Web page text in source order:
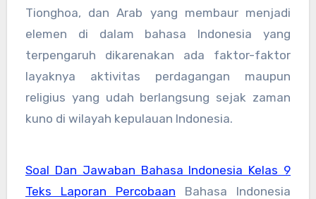
Tionghoa, dan Arab yang membaur menjadi
elemen di dalam bahasa Indonesia yang
terpengaruh dikarenakan ada faktor-faktor
layaknya aktivitas perdagangan maupun
religius yang udah berlangsung sejak zaman
kuno di wilayah kepulauan Indonesia.
Soal Dan Jawaban Bahasa Indonesia Kelas 9
Teks Laporan Percobaan Bahasa Indonesia